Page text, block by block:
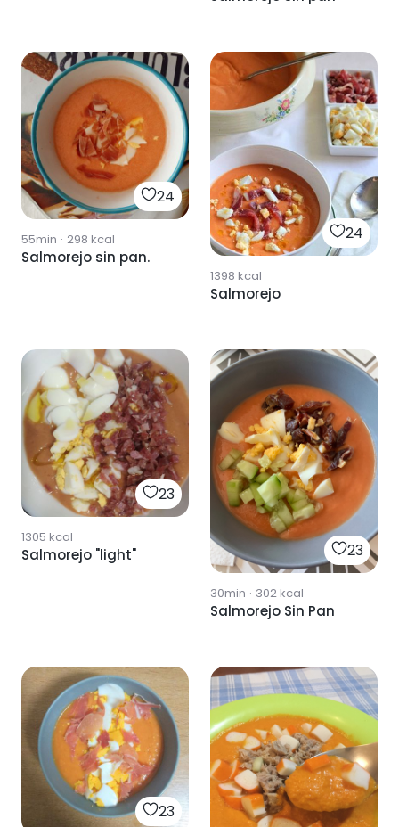
24
55min · 298 kcal
Salmorejo sin pan.
24
1398 kcal
Salmorejo
23
1305 kcal
Salmorejo "light" 23
30min · 302kcal
Salmorejo Sin Pan
23